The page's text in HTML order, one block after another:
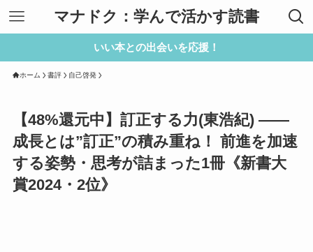
マナドク：学んで活かす読書
いい本との出会いを応援！
ホーム 書評 自己啓発
【48%還元中】訂正する力(東浩紀) ——
成長とは”訂正”の積み重ね！ 前進を加速
する姿勢・思考が詰まった1冊《新書大
賞2024・2位》